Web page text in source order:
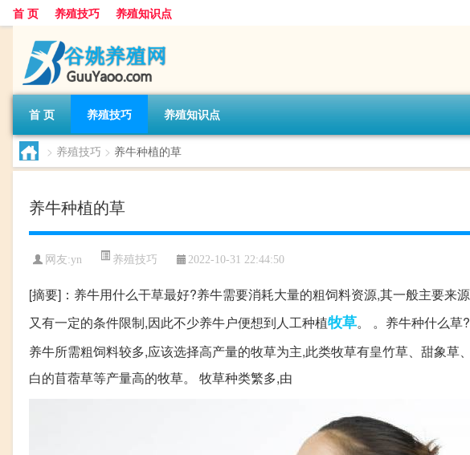
首 页 养殖技巧 养殖知识点
首 页 养殖技巧 养殖知识点
> 养殖技巧 > 养牛种植的草
养牛种植的草
网友:yn 养殖技巧 2022-10-31 22:44:50
[摘要]：养牛用什么干草最好?养牛需要消耗大量的粗饲料资源,其一般主要来
又有一定的条件限制,因此不少养牛户便想到人工种植牧草。 。养牛种什么草
养牛所需粗饲料较多,应该选择高产量的牧草为主,此类牧草有皇竹草、甜象草
白的苜蓿草等产量高的牧草。 牧草种类繁多,由